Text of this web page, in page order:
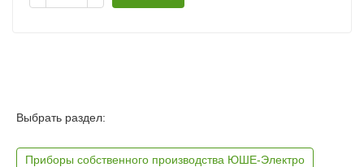
Выбрать раздел:
Приборы собственного производства ЮШЕ-Электро